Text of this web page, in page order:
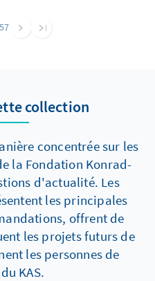
collection
concentrée sur les
la Fondation Konrad-
d'actualité. Les
les principales
offrent de
les projets futurs de
les personnes de
KAS.